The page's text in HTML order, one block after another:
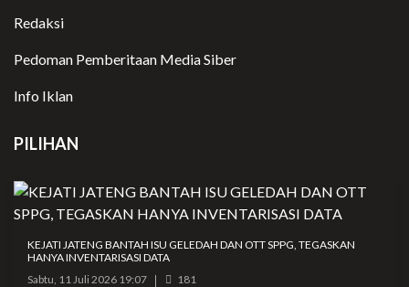
Redaksi
Pedoman Pemberitaan Media Siber
Info Iklan
PILIHAN
KEJATI JATENG BANTAH ISU GELEDAH DAN OTT SPPG, TEGASKAN
HANYA INVENTARISASI DATA
Sabtu, 11 Juli 2026 19:07
181